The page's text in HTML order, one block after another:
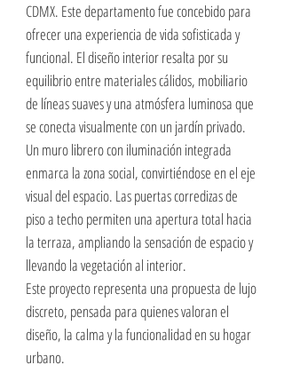
CDMX. Este departamento fue concebido para
ofrecer una experiencia de vida sofisticada y
funcional. El diseño interior resalta por su
equilibrio entre materiales cálidos, mobiliario
de líneas suaves y una atmósfera luminosa que
se conecta visualmente con un jardín privado.
Un muro librero con iluminación integrada
enmarca la zona social, convirtiéndose en el eje
visual del espacio. Las puertas corredizas de
piso a techo permiten una apertura total hacia
la terraza, ampliando la sensación de espacio y
llevando la vegetación al interior.
Este proyecto representa una propuesta de lujo
discreto, pensada para quienes valoran el
diseño, la calma y la funcionalidad en su hogar
urbano.